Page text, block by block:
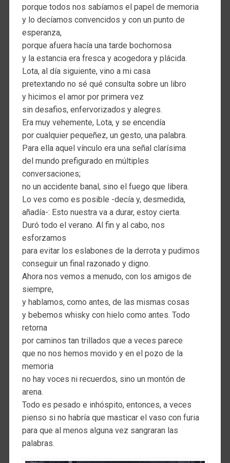
porque todos nos sabíamos el papel de memoria
y lo decíamos convencidos y con un punto de
esperanza,
porque afuera hacía una tarde bochornosa
y la estancia era fresca y acogedora y plácida.
Lota, al día siguiente, vino a mi casa
pretextando no sé qué consulta sobre un libro
y hicimos el amor por primera vez
sin desafios, enfervorizados y alegres.
Era muy vehemente, Lota, y se encendía
por cualquier pequeñez, un gesto, una palabra.
Para ella aquel vínculo era una señal clarísima
del mundo prefigurado en múltiples
conversaciones;
no un accidente banal, sino el fuego que libera.
Lo ves como es posible -decía y, desmedida,
añadía-: Esto nuestra va a durar, estoy cierta.
Duró todo el verano. Al fin y al cabo, nos
esforzamos
para evitar los eslabones de la derrota y pudimos
conseguir un final razonado y digno.
Ahora nos vemos a menudo, con los amigos de
siempre,
y hablamos, como antes, de las mismas cosas
y bebemos whisky con hielo como antes. Todo
retorna
por caminos tan trillados que a veces parece
que no nos hemos movido y en el pozo de la
memoria
no hay voces ni recuerdos, sino un montón de
arena.
Todo es pesado e inhóspito, entonces, a veces
pienso si no habría que masticar el vaso con furia
para que al menos alguna vez sangraran las
palabras.